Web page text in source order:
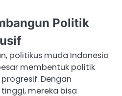
Politik
politikus muda Indonesia
membentuk politik
Dengan
mereka bisa